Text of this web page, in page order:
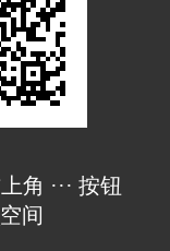
角 ··· 按钮
间